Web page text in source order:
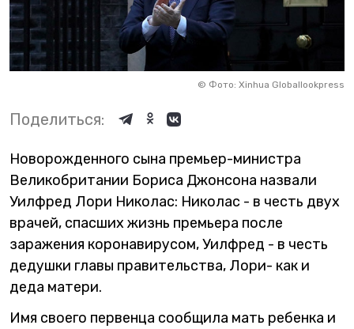
© Фото: Xinhua Globallookpress
Поделиться:
Новорожденного сына премьер-министра
Великобритании Бориса Джонсона назвали
Уилфред Лори Николас: Николас - в честь двух
врачей, спасших жизнь премьера после
заражения коронавирусом, Уилфред - в честь
дедушки главы правительства, Лори- как и
деда матери.
Имя своего первенца сообщила мать ребенка и